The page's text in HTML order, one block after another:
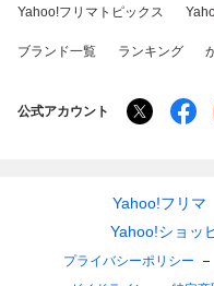
Yahoo!フリマトピックス
ブランド一覧 ランキング
公式アカウント
Yahoo!フリマ
Yahoo!ショッ
プライバシーポリシー